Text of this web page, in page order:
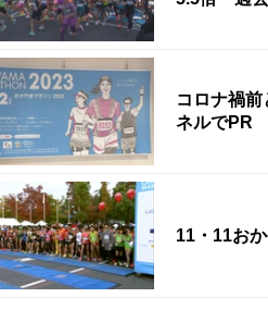
コロナ禍
ネルでPR
11・11お